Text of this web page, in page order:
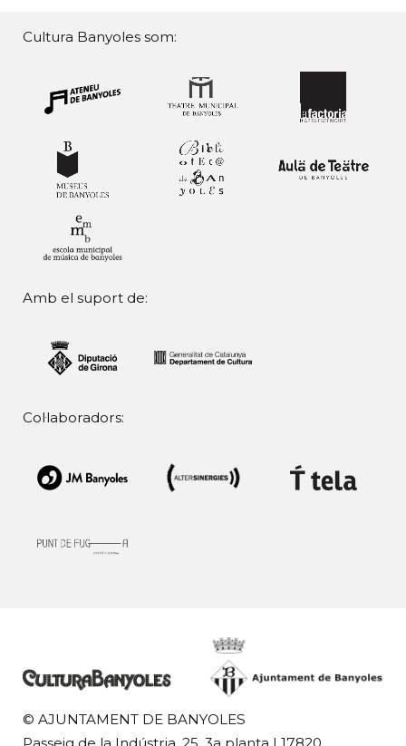
Cultura Banyoles som:
Amb el suport de:
Col·laboradors:
© AJUNTAMENT DE BANYOLES